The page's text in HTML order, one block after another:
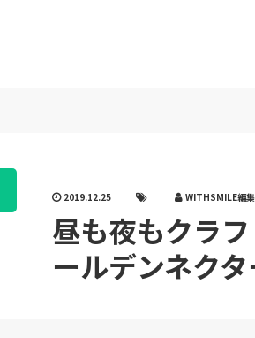
2019.12.25 WITHSMILE編
昼も夜もクラ
ールデンネクタ